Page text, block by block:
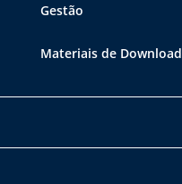
Gestão
Materiais de Download